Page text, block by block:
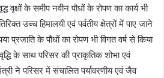
वृक्षों के समीप नवीन पौधों के रोपण का कार्य भी
उच्च हिमालयी एवं पर्वतीय क्षेत्रों में पाए जाने
प्रजाति के पौधों का रोपण भी विगत वर्ष से किया
के साथ परिसर की प्राकृतिक शोभा एवं
ने परिसर में संचालित पर्यावरणीय एवं जैव